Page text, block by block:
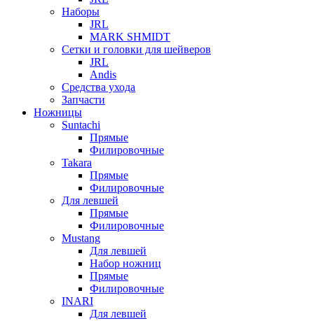
Наборы
JRL
MARK SHMIDT
Сетки и головки для шейверов
JRL
Andis
Средства ухода
Запчасти
Ножницы
Suntachi
Прямые
Филировочные
Takara
Прямые
Филировочные
Для левшей
Прямые
Филировочные
Mustang
Для левшей
Набор ножниц
Прямые
Филировочные
INARI
Для левшей